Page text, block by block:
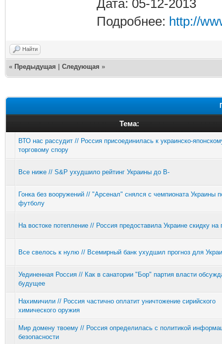
Дата: 05-12-2013
Подробнее: http://
Найти
« Предыдущая Следующая »
Тема:
ВТО нас рассудит // Россия присоединилась к украинско-
торговому спору
Все ниже // S&P ухудшило рейтинг Украины до В-
Гонка без вооружений // "Арсенал" снялся с чемпионата Украины
футболу
На востоке потепление // Россия предоставила Украине скидку на
Все свелось к нулю // Всемирный банк ухудшил прогноз для
Уединенная Россия // Как в санатории "Бор" партия власти
будущее
Нахимичили // Россия частично оплатит уничтожение сирийского
химического оружия
Мир домену твоему // Россия определилась с политикой
безопасности